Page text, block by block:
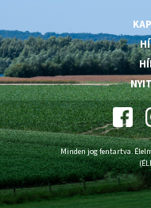
Minden jog fentartva.